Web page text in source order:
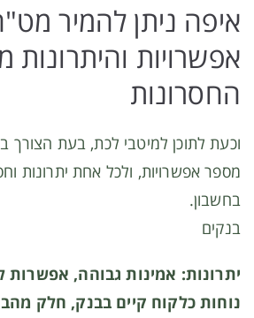
איפה ניתן להמיר
אפשרויות והיתרונות
החסרונות
וכעת לתוכן למיטבי לכת, בעת הצורך
מספר אפשרויות, ולכל אחת יתרונות
בחשבון.
בנקים
יתרונות: אמינות גבוהה, אפשרות
נוחות כלקוח קיים בבנק, חלק